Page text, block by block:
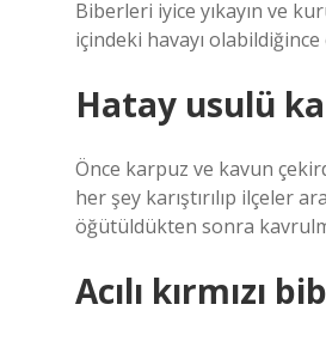
Biberleri iyice yıkayın ve
içindeki havayı
Hatay usulü
Önce karpuz ve kavun
her şey karıştırılıp ilçeler
öğütüldükten sonra
Acılı kırmızı